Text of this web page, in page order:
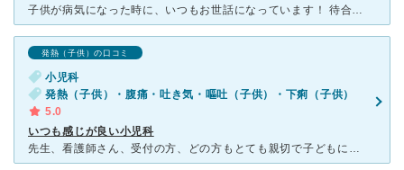
子供が病気になった時に、いつもお世話になっています！ 待合室が広く、症状が重い時は個室もあり案内してもらえるので安心です！ 絵本もたくさんあるので、子供が絵本を見て大人しく待ってくれるのでありがた
発熱（子供）の口コミ
小児科
発熱（子供）・腹痛・吐き気・嘔吐（子供）・下痢（子供）
5.0
いつも感じが良い小児科
先生、看護師さん、受付の方、どの方もとても親切で子どもには優しく接してくれ、保護者には丁寧に話を聞ききちんと説明をして下さいます。 必要でないときは極力薬を使わずに治す方針の先生なので、薬が弱いとか